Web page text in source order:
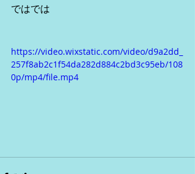
ではでは
https://video.wixstatic.com/video/d9a2dd_
257f8ab2c1f54da282d884c2bd3c95eb/108
0p/mp4/file.mp4